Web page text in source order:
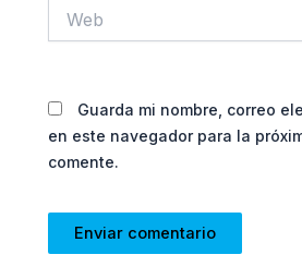
Guarda mi nombre, correo
en este navegador para la
comente.